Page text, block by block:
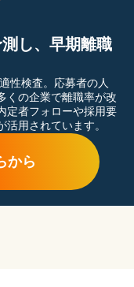
し、早期離職
性検査。応募者の人
くの企業で離職率が改
定者フォローや採用要
用されています。
から